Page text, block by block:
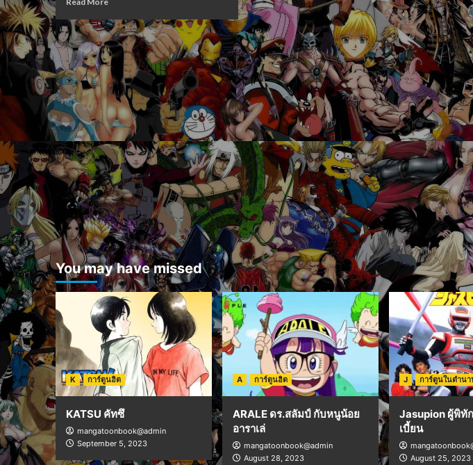
You may have missed
K การ์ตูนฮิต
KATSU คัทซึ
mangatoonbook@admin
September 5, 2023
A การ์ตูนฮิต
ARALE ดร.สลัมป์ กับหนูน้อย
อาราเล่
mangatoonbook@admin
August 28, 2023
J การ์ตูนในตำนา
Jasupion ผู้พิทั
เบี้ยน
August 25, 2023